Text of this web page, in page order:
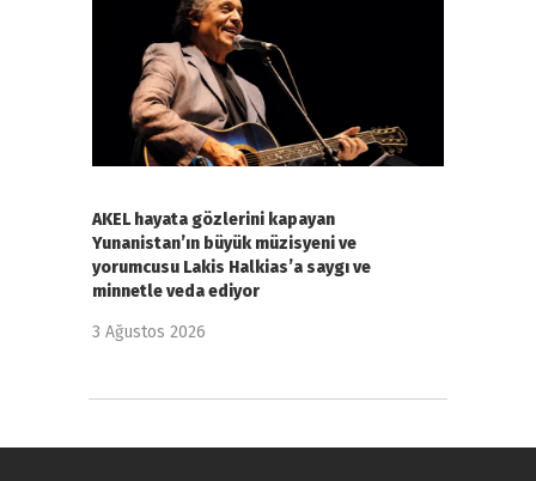
AKEL hayata gözlerini kapayan
Yunanistan’ın büyük müzisyeni ve
yorumcusu Lakis Halkias’a saygı ve
minnetle veda ediyor
3 Ağustos 2026